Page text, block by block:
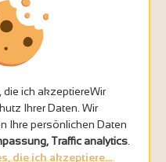
ich akzeptiereWir
Ihrer Daten. Wir
Ihre persönlichen Daten
Traffic analytics
die ich akzeptiere...